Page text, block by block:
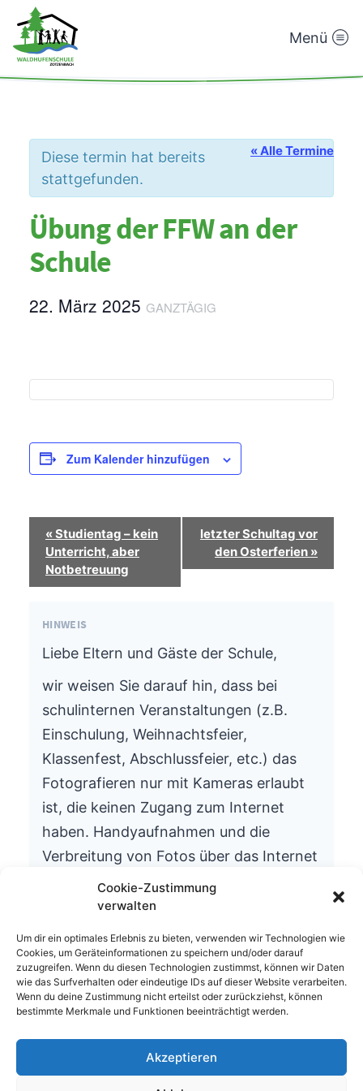
Cookie-Zustimmung
verwalten
Um dir ein optimales Erlebnis zu bieten, verwenden wir Technologien wie
Cookies, um Geräteinformationen zu speichern und/oder darauf
zuzugreifen. Wenn du diesen Technologien zustimmst, können wir Daten
wie das Surfverhalten oder eindeutige IDs auf dieser Website verarbeiten.
Wenn du deine Zustimmung nicht erteilst oder zurückziehst, können
bestimmte Merkmale und Funktionen beeinträchtigt werden.
Akzeptieren
Waldhufenschule
Menü
« Alle Termine
Diese termin hat bereits
stattgefunden.
Übung der FFW an der
Schule
22. März 2025 GANZTÄGIG
Zum Kalender hinzufügen
Termin-
Navigation
«Studientag – kein
Unterricht, aber
Notbetreuung
letzter Schultag vor
den Osterferien »
HINWEIS
Liebe Eltern und Gäste der Schule,
wir weisen Sie darauf hin, dass bei
schulinternen Veranstaltungen (z.B.
Einschulung, Weihnachtsfeier,
Klassenfest, Abschlussfeier, etc.) das
Fotografieren nur mit Kameras erlaubt
ist, die keinen Zugang zum Internet
haben. Handyaufnahmen und die
Verbreitung von Fotos über das Internet
ist aus datenschutzrechtlichen Gründen
nicht gestattet.
Wir bitten um Ihr Verständnis.
Die Schulleitung